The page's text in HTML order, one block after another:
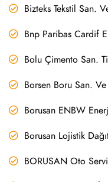
Bizteks Tekstil San.
Bnp Paribas Cardif
Bolu Çimento San.
Borsen Boru San.
Borusan ENBW
Borusan Lojistik
BORUSAN Oto